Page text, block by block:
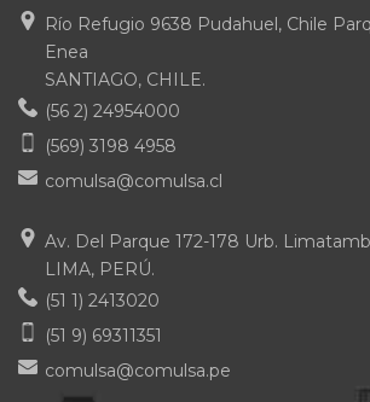
Río Refugio 9638 Pudahuel, Chile
Enea
SANTIAGO, CHILE.
(56 2) 24954000
(569) 3198 4958
comulsa@comulsa.cl
Av. Del Parque 172-178 Urb.
LIMA, PERÚ.
(51 1) 2413020
(51 9) 69311351
comulsa@comulsa.pe